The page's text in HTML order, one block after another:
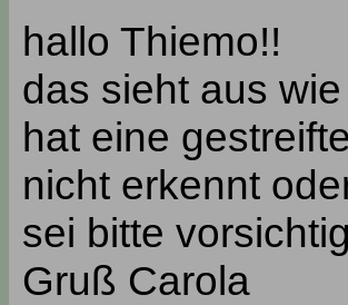
hallo Thiemo!!
das sieht aus
hat eine
nicht erkennt
sei bitte
Gruß Carola